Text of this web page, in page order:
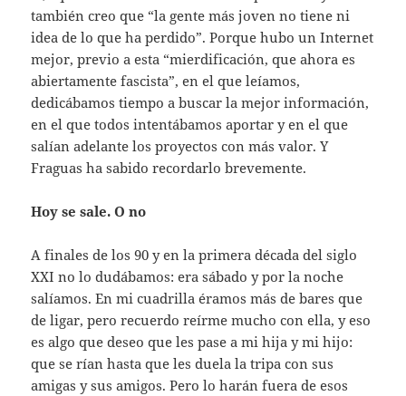
también creo que “la gente más joven no tiene ni
idea de lo que ha perdido”. Porque hubo un Internet
mejor, previo a esta “mierdificación, que ahora es
abiertamente fascista”, en el que leíamos,
dedicábamos tiempo a buscar la mejor información,
en el que todos intentábamos aportar y en el que
salían adelante los proyectos con más valor. Y
Fraguas ha sabido recordarlo brevemente.
Hoy se sale. O no
A finales de los 90 y en la primera década del siglo
XXI no lo dudábamos: era sábado y por la noche
salíamos. En mi cuadrilla éramos más de bares que
de ligar, pero recuerdo reírme mucho con ella, y eso
es algo que deseo que les pase a mi hija y mi hijo:
que se rían hasta que les duela la tripa con sus
amigas y sus amigos. Pero lo harán fuera de esos